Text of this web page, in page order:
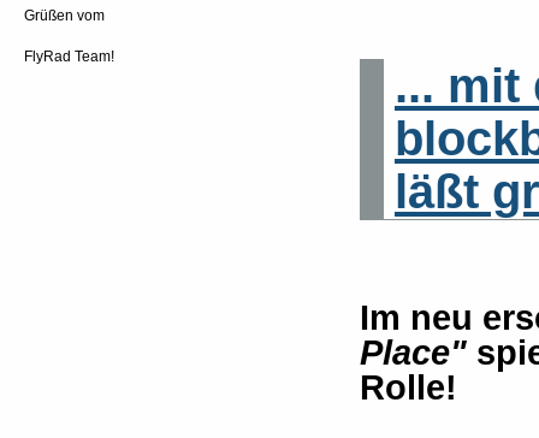
Grüßen vom
FlyRad Team!
... mit
läßt
Im neu
Place"
Rolle!